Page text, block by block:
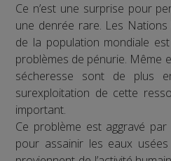
Ce n’est une surprise pour
une denrée rare. Les
de la population mondiale
problèmes de pénurie. Même
sécheresse sont de plus
surexploitation de cette
important.
Ce problème est aggravé
pour assainir les eaux